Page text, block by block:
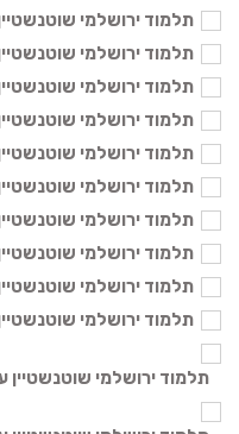
תלמוד ירושלמי שוטנשטיין
תלמוד ירושלמי שוטנשטיין
תלמוד ירושלמי שוטנשטיין
תלמוד ירושלמי שוטנשטיין
תלמוד ירושלמי שוטנשטיין
תלמוד ירושלמי שוטנשטיין
תלמוד ירושלמי שוטנשטיין
תלמוד ירושלמי שוטנשטיין
תלמוד ירושלמי שוטנשטיין
תלמוד ירושלמי שוטנשטיין
תלמוד ירושלמי שוטנשטיין